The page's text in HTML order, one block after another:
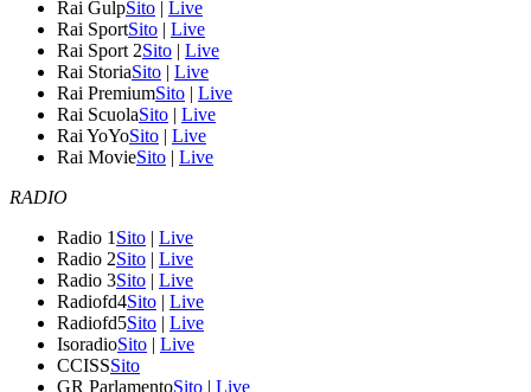
Rai GulpSito | Live
Rai SportSito | Live
Rai Sport 2Sito | Live
Rai StoriaSito | Live
Rai PremiumSito | Live
Rai ScuolaSito | Live
Rai YoYoSito | Live
Rai MovieSito | Live
RADIO
Radio 1 Sito | Live
Radio 2Sito | Live
Radio 3Sito | Live
Radiofd4Sito | Live
Radiofd5Sito | Live
IsoradioSito | Live
CCISSSito
GR ParlamentoSito | Live